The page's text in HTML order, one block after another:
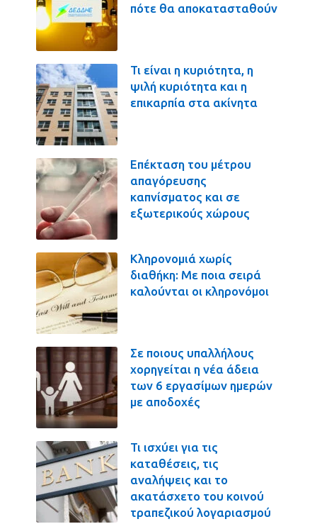
πότε θα αποκατασταθούν
Τι είναι η κυριότητα, η
ψιλή κυριότητα και η
επικαρπία στα ακίνητα
Επέκταση του μέτρου
απαγόρευσης
καπνίσματος και σε
εξωτερικούς χώρους
Κληρονομιά χωρίς
διαθήκη: Με ποια σειρά
καλούνται οι κληρονόμοι
Σε ποιους υπαλλήλους
χορηγείται η νέα άδεια
των 6 εργασίμων ημερών
με αποδοχές
Τι ισχύει για τις
καταθέσεις, τις
αναλήψεις και το
ακατάσχετο του κοινού
τραπεζικού λογαριασμού